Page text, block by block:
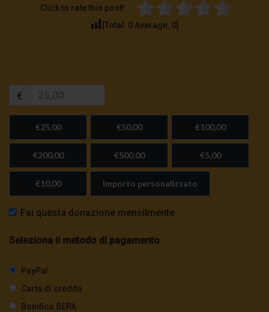
Click to rate this post!
[Total: 0 Average: 0
€
€25,00 €50,00 €100,00
€200,00 €500,00 €5,00
€10,00 Importo personalizzato
Fai questa donazione mensilmente
Seleziona il metodo di pagamento
PayPal
Carta di credito
Bonifico SEPA